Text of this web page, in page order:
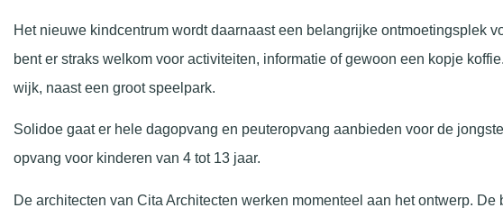
Het nieuwe kindcentrum wordt daarnaast een belangrijke ontmoetingsplek
bent er straks welkom voor activiteiten, informatie of gewoon een kopje
wijk, naast een groot speelpark.
Solidoe gaat er hele dagopvang en peuteropvang aanbieden voor de
opvang voor kinderen van 4 tot 13 jaar.
De architecten van Cita Architecten werken momenteel aan het ontwerp. De